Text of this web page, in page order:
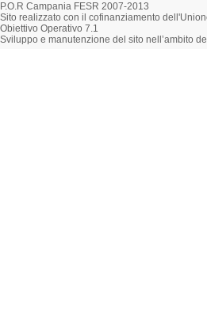
P.O.R Campania FESR 2007-2013
Sito realizzato con il cofinanziamento
Obiettivo Operativo 7.1
Sviluppo e manutenzione del sito nell’ambito